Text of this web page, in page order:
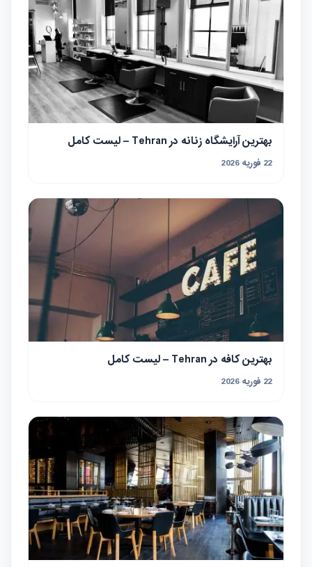
بهترین آرایشگاه زنانه در Tehran – لیست کامل
22 فوریه 2026
بهترین کافه در Tehran – لیست کامل
22 فوریه 2026